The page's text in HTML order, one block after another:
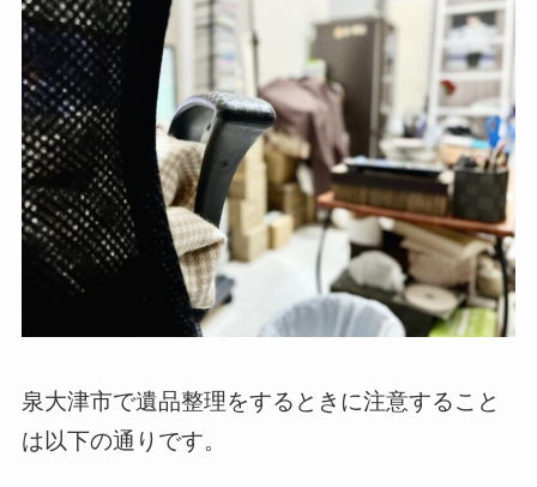
泉大津市で遺品整理をするときに注意すること
は以下の通りです。